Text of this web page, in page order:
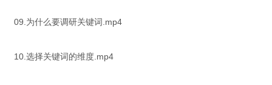
09.为什么要调研关键词.mp4
10.选择关键词的维度.mp4